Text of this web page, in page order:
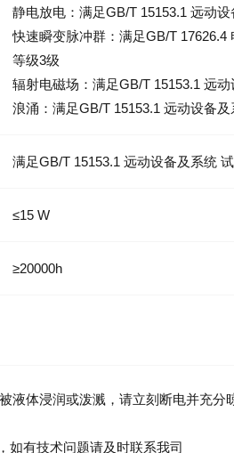
静电放电：满足GB/T 15153.1 远动
快速瞬变脉冲群：满足GB/T
等级3级
辐射电磁场：满足GB/T 15153.1 远
浪涌：满足GB/T 15153.1 远动设备
满足GB/T 15153.1 远动设备及系统
≤15 W
≥20000h
液体浸润或泼溅，请立刻断电并充分
有技术问题请及时联系我司